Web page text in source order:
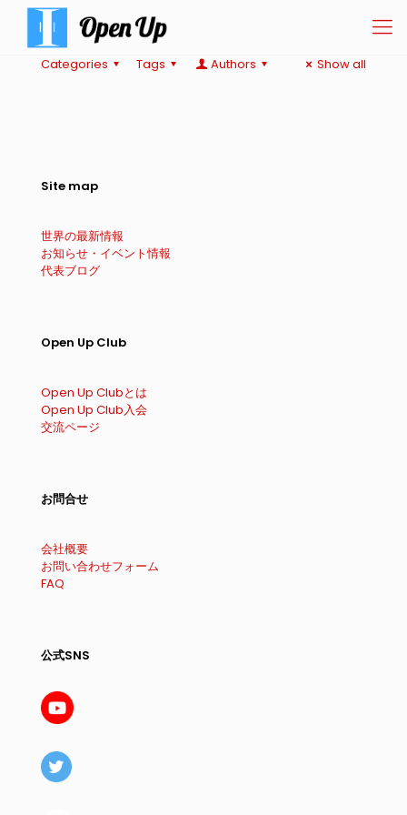
Categories Tags Authors Show all
Site map
世界の最新情報
お知らせ・イベント情報
代表ブログ
Open Up Club
Open Up Clubとは
Open Up Club入会
交流ページ
お問合せ
会社概要
お問い合わせフォーム
FAQ
公式SNS